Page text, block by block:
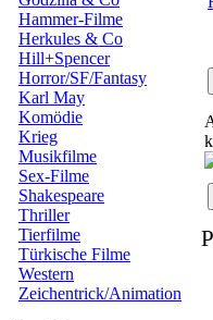
Hammer-Filme
Herkules & Co
Hill+Spencer
Horror/SF/Fantasy
Karl May
Komödie
Krieg
Musikfilme
Sex-Filme
Shakespeare
Thriller
Tierfilme
Türkische Filme
Western
Zeichentrick/Animation